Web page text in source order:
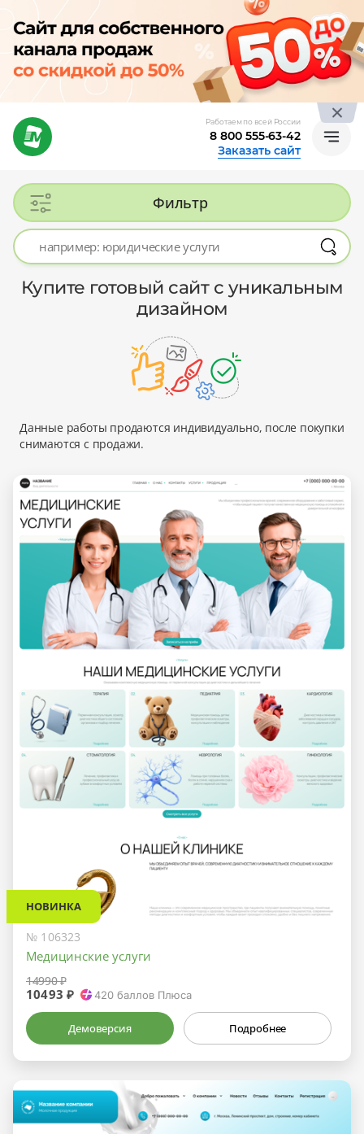
Работаем по всей России
8 800 555-63-42
Заказать сайт
Фильтр
Купите готовый сайт с уникальным
дизайном
Данные работы продаются индивидуально, после покупки
снимаются с продажи.
НОВИНКА
№ 106323
Медицинские услуги
14990 ₽
10493 ₽ 420 баллов Плюса
Демоверсия Подробнее